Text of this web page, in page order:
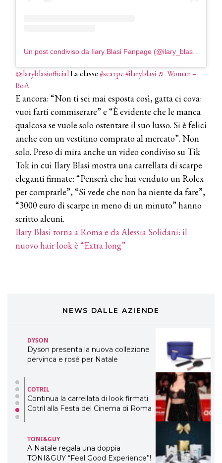
Un post condiviso da Ilary Blasi Fanpage (@ilary_blasi_fanpage)
@ilaryblasiofficialLa classe#scarpe#ilaryblasi ♬ Woman –
BoA
E ancora: “Non ti sei mai esposta così, gatta ci cova:
vuoi farti commiserare” e “È evidente che le manca
qualcosa se vuole solo ostentare il suo lusso. Si è felici
anche con un vestitino comprato al mercato”. Non
solo. Preso di mira anche un video condiviso su Tik
Tok in cui Ilary Blasi mostra una carrellata di scarpe
eleganti firmate: “Penserà che hai venduto un Rolex
per comprarle”, “Si vede che non ha niente da fare”,
“3000 euro di scarpe in meno di un minuto” hanno
scritto alcuni.
Ilary Blasi torna a Roma e da Alessia Solidani: il
nuovo hair look è “Extra long”
NEWS DALLE AZIENDE
Dyson presenta la nuova collezione
Continua la carrellata di look firmati
Cotril alla Festa del Cinema di Roma
TONI&GUY
A Natale regala una doppia
TONI&GUY “Feel Good Experience”!
LABEL.M lancia la sua innovativa ed
eco-sostenibile linea di prodotti
professionali
DAVINES
Davines presenta cofanetti beauty
WELLNESS CONGRESS 2022: I
DYSON
Dyson presenta la nuova collezione
pervinca e rosé per Natale
COTRIL
Continua la carrellata di look firmati
Cotril alla Festa del Cinema di Roma
TONI&GUY
A Natale regala una doppia
TONI&GUY “Feel Good Experience”!